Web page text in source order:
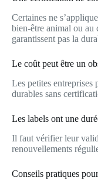
Certaines ne
bien-être animal ou au
garantissent pas la
Le coût peut être un
Les petites entreprises
durables sans
Les labels ont une
Il faut vérifier leur
renouvellements
Conseils pratiques